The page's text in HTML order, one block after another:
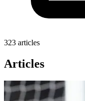
323 articles
Articles